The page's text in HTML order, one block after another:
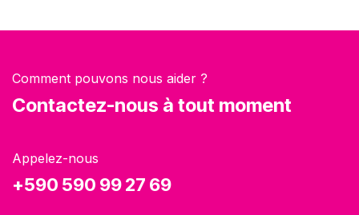
Comment pouvons nous aider ?
Contactez-nous à tout moment
Appelez-nous
+590 590 99 27 69